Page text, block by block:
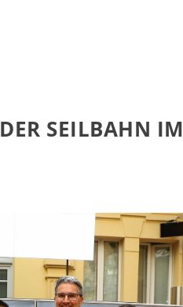
SEILBAHN IM